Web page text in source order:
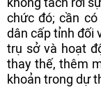
chức đó; cần
dân cấp tỉnh đối
trụ sở và hoạt
thay thế, thêm
khoản trong dự